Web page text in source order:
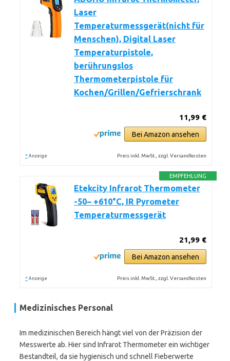
Laser
Temperaturmessgerät(nicht für
Menschen), Digital Laser
Temperaturpistole,
berührungslos
Thermometerpistole für
Kochen/Grillen/Gefrierschrank
11,99 €
Bei Amazon ansehen
* Anzeige Preis inkl. MwSt., zzgl. Versandkosten
EMPFEHLUNG
Etekcity Infrarot Thermometer
-50~ +610°C, IR Pyrometer
Temperaturmessgerät
21,99 €
Bei Amazon ansehen
* Anzeige Preis inkl. MwSt., zzgl. Versandkosten
Medizinisches Personal
Im medizinischen Bereich hängt viel von der Präzision der
Messwerte ab. Hier sind Infrarot Thermometer ein wichtiger
Bestandteil, da sie hygienisch und schnell Fieberwerte